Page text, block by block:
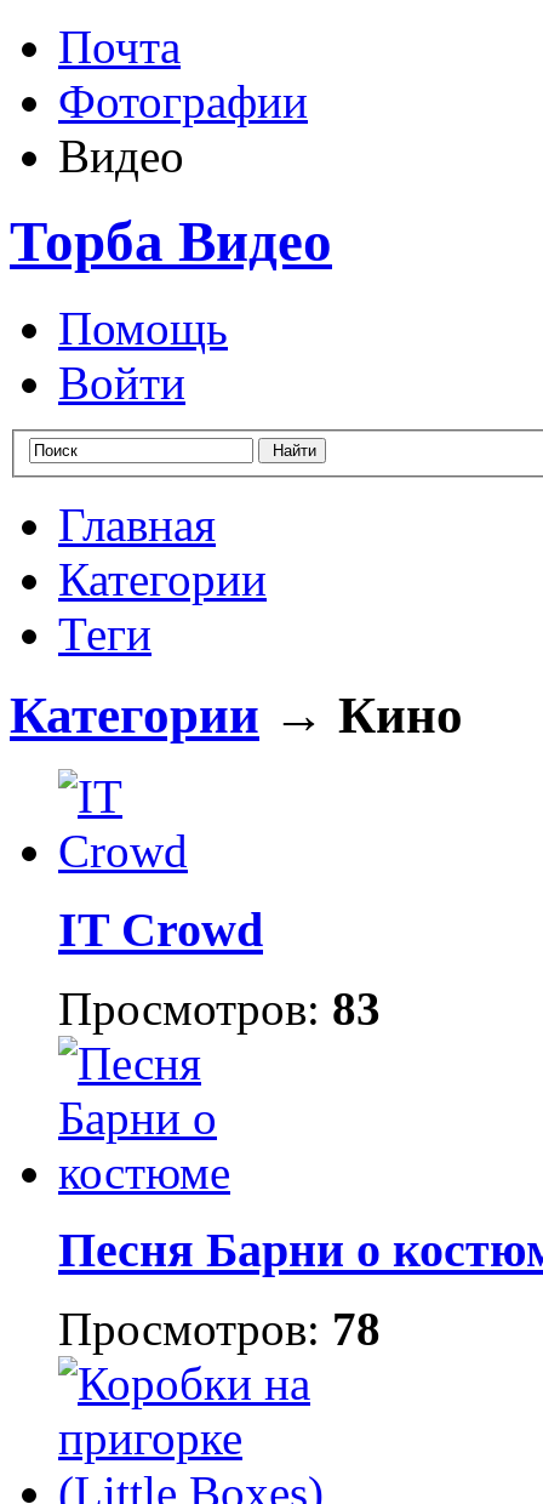
Почта
Фотографии
Видео
Торба Видео
Помощь
Войти
Главная
Категории
Теги
Категории → Кино
IT Crowd
Просмотров: 83
Песня Барни о
Просмотров: 78